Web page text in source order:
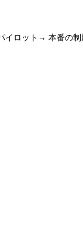
ロット→ 本番の制